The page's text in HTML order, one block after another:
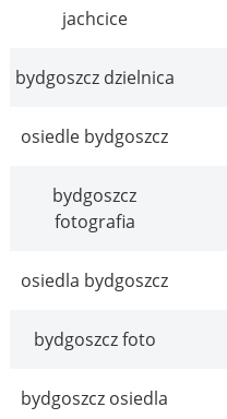
jachcice
bydgoszcz dzielnica
osiedle bydgoszcz
bydgoszcz
fotografia
osiedla bydgoszcz
bydgoszcz foto
bydgoszcz osiedla